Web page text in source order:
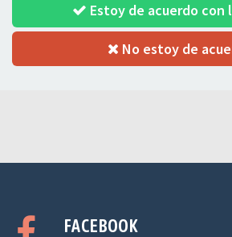
Estoy de acuerdo con
No estoy de
FACEBOOK